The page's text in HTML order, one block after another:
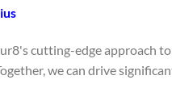
cutting-edge approach
we can drive